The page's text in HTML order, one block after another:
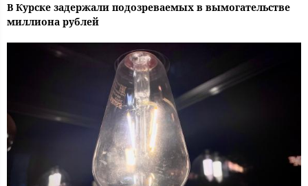
В Курске задержали подозреваемых в вымогательстве
миллиона рублей